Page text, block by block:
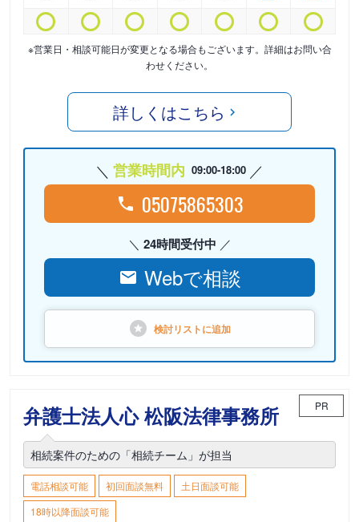
※営業日・相談可能日が変更となる場合もございます。詳細はお問い合
わせください。
詳しくはこちら
営業時間内 09:00-18:00
05075865303
24時間受付中
Webで相談
検討リストに追加
弁護士法人心 松阪法律事務所 PR
相続案件のための「相続チーム」が担当
電話相談可能 初回面談無料
土日面談可能
18時以降面談可能